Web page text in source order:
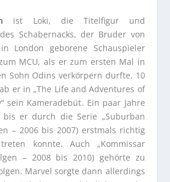
ist Loki, die Titelfigur und
Schabernacks, der Bruder von
London geborene Schauspieler
MCU, als er zum ersten Mal in
Sohn Odins verkörpern durfte. 10
er in „The Life and Adventures of
sein Kameradebüt. Ein paar Jahre
er durch die Serie „Suburban
– 2006 bis 2007) erstmals richtig
konnte. Auch „Kommissar
– 2008 bis 2010) gehörte zu
Marvel sorgte dann allerdings